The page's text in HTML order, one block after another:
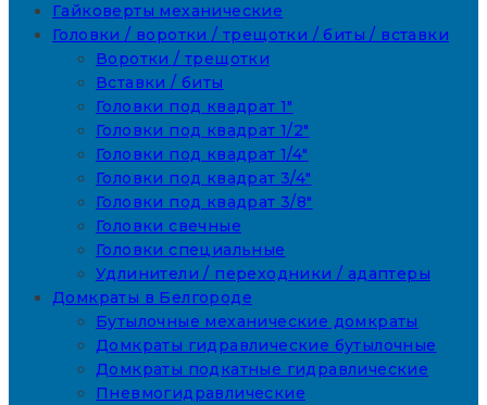
Гайковерты механические
Головки / воротки / трещотки / биты / вставки
Воротки / трещотки
Вставки / биты
Головки под квадрат 1"
Головки под квадрат 1/2"
Головки под квадрат 1/4"
Головки под квадрат 3/4"
Головки под квадрат 3/8"
Головки свечные
Головки специальные
Удлинители / переходники / адаптеры
Домкраты в Белгороде
Бутылочные механические домкраты
Домкраты гидравлические бутылочные
Домкраты подкатные гидравлические
Пневмогидравлические